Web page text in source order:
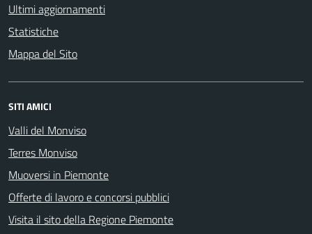
Ultimi aggiornamenti
Statistiche
Mappa del Sito
SITI AMICI
Valli del Monviso
Terres Monviso
Muoversi in Piemonte
Offerte di lavoro e concorsi pubblici
Visita il sito della Regione Piemonte